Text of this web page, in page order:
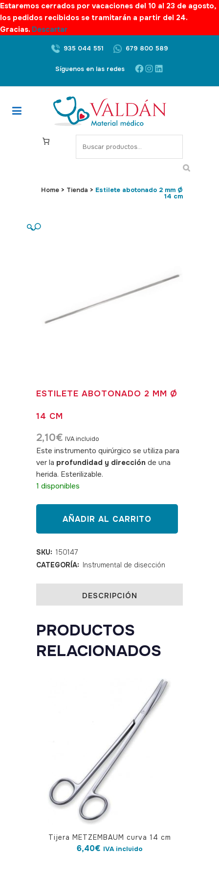
Estaremos cerrados por vacaciones del 10 al 23 de agosto,
los pedidos recibidos se tramitarán a partir del 24.
Gracias. Descartar
935 044 551 679 800 589
Síguenos en las redes Facebook
Instagram
LinkedIn
S
e
c
Home > Tienda > Estilete abotonado 2 mm Ø
14 cm
🔍
ESTILETE ABOTONADO 2 MM Ø
14 CM
2,10€ IVA incluido
Este instrumento quirúrgico se utiliza para
ver la profundidad y dirección de una
herida. Esterilizable.
1 disponibles
abotonado
2
mm
14
cm
AÑADIR AL CARRITO
SKU: 150147
CATEGORÍA: Instrumental de disección
DESCRIPCIÓN
PRODUCTOS
RELACIONADOS
Tijera METZEMBAUM curva 14 cm
6,40€ IVA incluido